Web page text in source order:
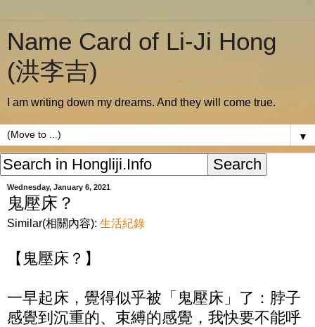
Name Card of Li-Ji Hong
(洪李吉)
I am writing down my dreams. And they will come true.
▼
Wednesday, January 6, 2021
鬼壓床？
Similar(相關內容): 生活紀錄
【鬼壓床？】
一早起床，覺得似乎被「鬼壓床」了：脖子
感覺到沉重的、束縛的感覺，我快要不能呼